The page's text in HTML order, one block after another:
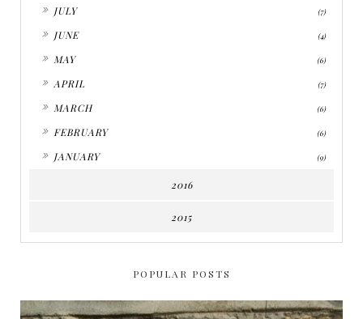
JULY (7)
JUNE (4)
MAY (6)
APRIL (7)
MARCH (6)
FEBRUARY (6)
JANUARY (9)
2016
2015
POPULAR POSTS